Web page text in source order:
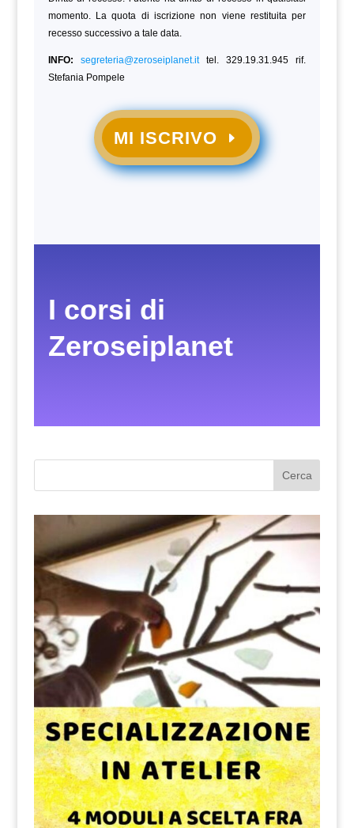
momento. La quota di iscrizione non viene restituita per
recesso successivo a tale data.
INFO: segreteria@zeroseiplanet.ittel. 329.19.31.945 rif.
Stefania Pompele
MI ISCRIVO
I corsi di
Zeroseiplanet
Cerca